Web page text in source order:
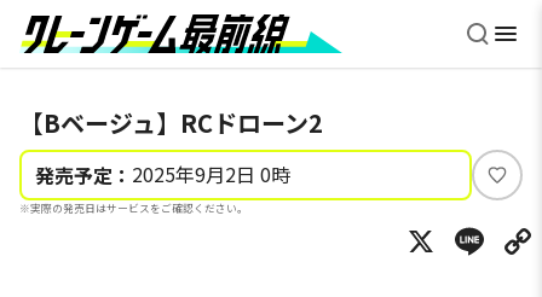
【Bベージュ】RCドローン2
発売予定： 2025年9月2日 0時
※実際の発売日はサービスをご確認ください。
い
ね
X